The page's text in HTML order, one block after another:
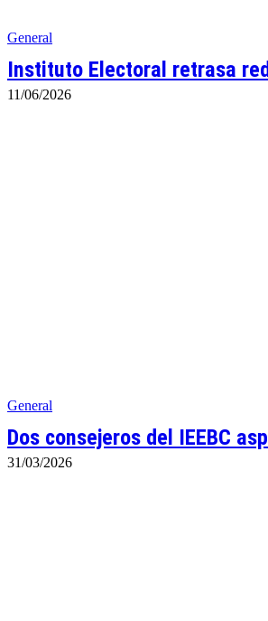
General
Instituto Electoral retrasa
11/06/2026
General
Dos consejeros del IEEBC
31/03/2026